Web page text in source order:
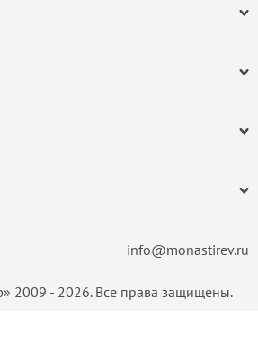
info@monastirev.ru
2009 - 2026. Все права защищены.